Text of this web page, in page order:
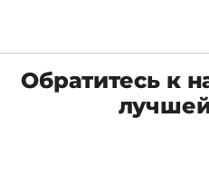
Обратитесь к